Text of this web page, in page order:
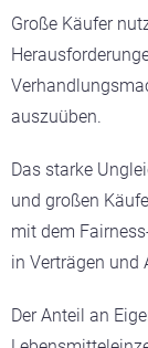
Große Käufer
auszuüben.
Das starke
und großen
mit dem
in Verträgen und
Der Anteil an